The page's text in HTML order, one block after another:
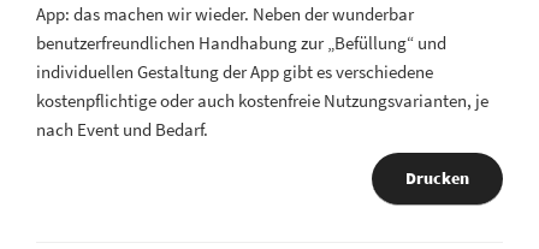
App: das machen wir wieder. Neben der wunderbar
benutzerfreundlichen Handhabung zur „Befüllung“ und
individuellen Gestaltung der App gibt es verschiedene
kostenpflichtige oder auch kostenfreie Nutzungsvarianten, je
nach Event und Bedarf.
Drucken